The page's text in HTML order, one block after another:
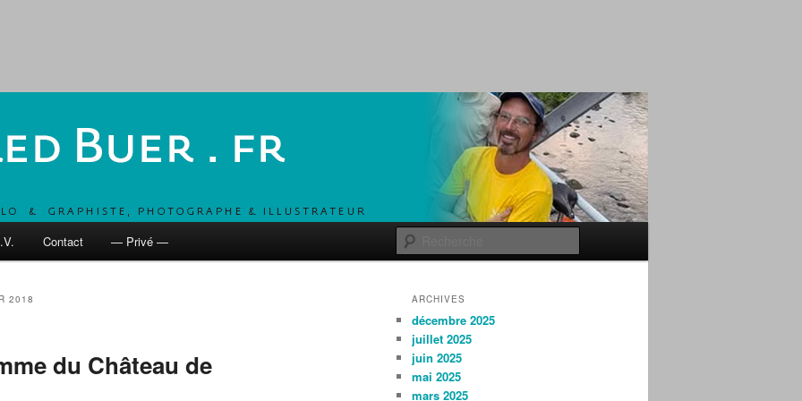
fr
UN COMBO POUR DÉVELOPPER LES MOBILITÉS ACTIVES
Contact — Privé —
2018
du Château de
ARCHIVES
décembre 2025
juillet 2025
juin 2025
mai 2025
mars 2025